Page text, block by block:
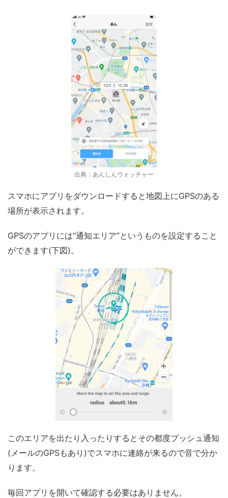
出典：あんしんウォッチャー
スマホにアプリをダウンロードすると地図上にGPSのある
場所が表示されます。
GPSのアプリには“通知エリア”というものを設定すること
ができます(下図)。
このエリアを出たり入ったりするとその都度プッシュ通知
(メールのGPSもあり)でスマホに連絡が来るので音で分か
ります。
毎回アプリを開いて確認する必要はありません。